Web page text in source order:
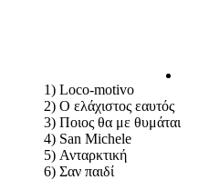
1) Loco-motivo
2) Ο ελάχιστος εαυτός
3) Ποιος θα με θυμάται
4) San Michele
5) Ανταρκτική
6) Σαν παιδί